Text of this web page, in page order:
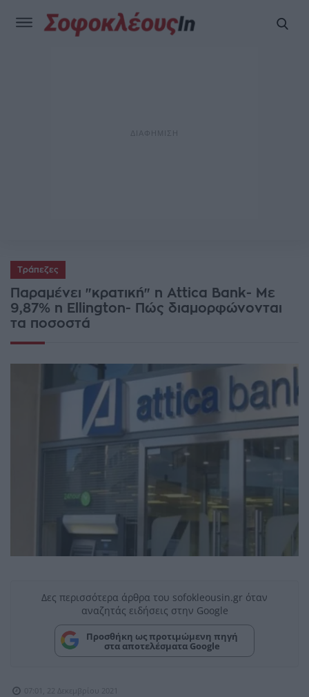
Τράπεζες
Παραμένει "κρατική" η Attica Bank- Με
9,87% η Ellington- Πώς διαμορφώνονται
τα ποσοστά
Δες περισσότερα άρθρα του sofokleousin.gr όταν
αναζητάς ειδήσεις στην Google
Προσθήκη ως προτιμώμενη πηγή
στα αποτελέσματα Google
07:01, 22 Δεκεμβρίου 2021